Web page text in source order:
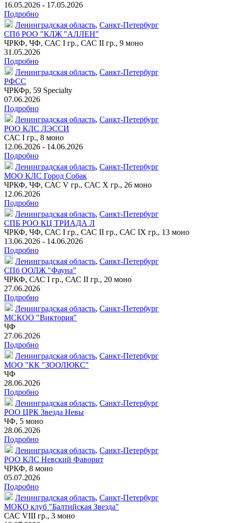
16.05.2026 - 17.05.2026
Подробно
Ленинградская область, Санкт-Петербург
СПб РОО "КЛЖ "АЛЛЕН"
ЧРКФ, ЧФ, САС I гр., САС II гр., 9 моно
31.05.2026
Подробно
Ленинградская область, Санкт-Петербург
РФСС
ЧРКФр, 59 Specialty
07.06.2026
Подробно
Ленинградская область, Санкт-Петербург
РОО КЛС ЛЭССИ
САС I гр., 8 моно
12.06.2026 - 14.06.2026
Подробно
Ленинградская область, Санкт-Петербург
МОО КЛС Город Собак
ЧРКФ, ЧФ, САС V гр., САС X гр., 26 моно
12.06.2026
Подробно
Ленинградская область, Санкт-Петербург
СПБ РОО КЦ ТРИАДА Л
ЧРКФ, ЧФ, САС I гр., САС II гр., САС IX гр., 13 моно
13.06.2026 - 14.06.2026
Подробно
Ленинградская область, Санкт-Петербург
СПб ООЛЖ "Фауна"
ЧРКФ, САС I гр., САС II гр., 20 моно
27.06.2026
Подробно
Ленинградская область, Санкт-Петербург
МСКОО "Виктория"
ЧФ
27.06.2026
Подробно
Ленинградская область, Санкт-Петербург
МОО "КК "ЗООЛЮКС"
ЧФ
28.06.2026
Подробно
Ленинградская область, Санкт-Петербург
РОО ЦРК Звезда Невы
ЧФ, 5 моно
28.06.2026
Подробно
Ленинградская область, Санкт-Петербург
РОО КЛС Невский Фаворит
ЧРКФ, 8 моно
05.07.2026
Подробно
Ленинградская область, Санкт-Петербург
МОКО клуб "Балтийская Звезда"
САС VIII гр., 3 моно